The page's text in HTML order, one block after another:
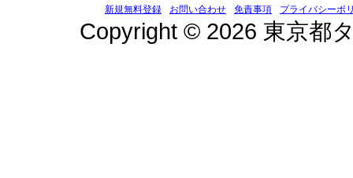
新規無料登録 お問い合わせ 免責事項 プライバシーポ
Copyright © 2026 東京都